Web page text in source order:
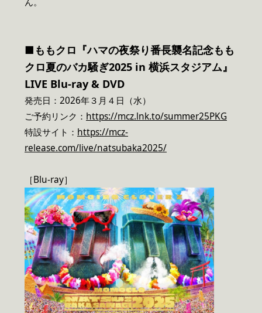
■ももクロ『ハマの夜祭り番長襲名記念もも
クロ夏のバカ騒ぎ2025 in 横浜スタジアム』
LIVE Blu-ray & DVD
発売日：2026年３月４日（水）
ご予約リンク： https://mcz.lnk.to/summer25PKG
特設サイト： https://mcz-
release.com/live/natsubaka2025/
［Blu-ray］